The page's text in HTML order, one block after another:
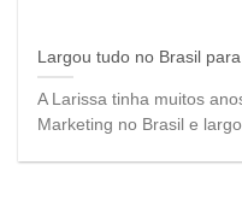
Largou tudo no Brasil
A Larissa tinha muitos
Marketing no Brasil e